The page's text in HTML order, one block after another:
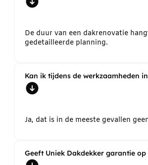
De duur van een dakrenovatie
gedetailleerde planning.
Kan ik tijdens de werkzaamheden
Ja, dat is in de meeste gevallen
Geeft Uniek Dakdekker garantie op